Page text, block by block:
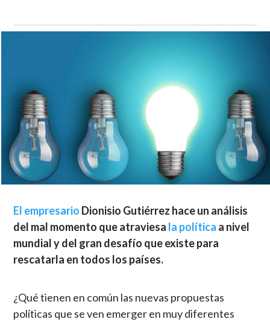
El empresario Dionisio Gutiérrez hace un análisis
del mal momento que atraviesa la política a nivel
mundial y del gran desafío que existe para
rescatarla en todos los países.
¿Qué tienen en común las nuevas propuestas
políticas que se ven emerger en muy diferentes